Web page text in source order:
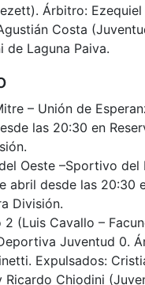
Árbitro: Ezequiel
Costa
de Laguna Paiva.
– Unión de
las 20:30 en
Oeste –Sportivo del
abril desde las 20:30
División.
2 (Luis Cavallo –
Juventud 0.
Expulsados:
Ricardo Chiodini